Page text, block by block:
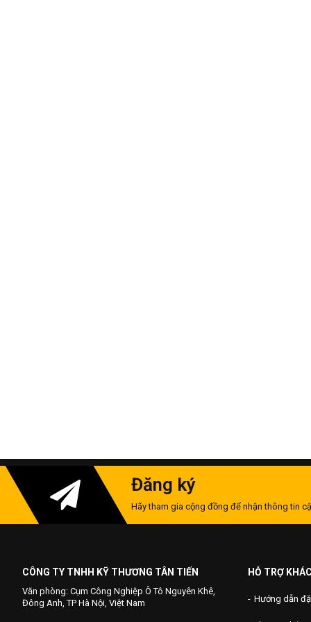
Đăng ký
Hãy tham gia cộng đồng để nhận thông tin
CÔNG TY TNHH KỸ THƯƠNG TÂN TIẾN
Văn phòng: Cụm Công Nghiệp Ô Tô Nguyên Khê,
Đông Anh, TP Hà Nội, Việt Nam
HỖ TRỢ
Hướng dẫn